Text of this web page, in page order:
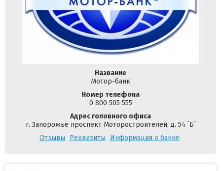
Название
Мотор-банк
Номер телефона
0 800 505 555
Адрес головного офиса
г. Запорожье проспект Моторостроителей, д. 54 `Б`
Отзывы
Реквизиты Информация о банке